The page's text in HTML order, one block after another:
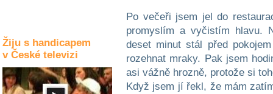
Žiju s handicapem
v České televizi
Po večeři jsem jel do
promyslím a vyčistím hlavu.
deset minut stál před
rozehnat mraky. Pak jsem
asi vážně hrozně, protože si
Když jsem jí řekl, že mám